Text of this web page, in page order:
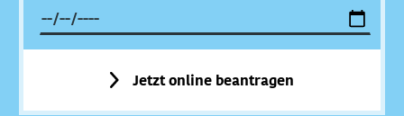
Jetzt online beantragen